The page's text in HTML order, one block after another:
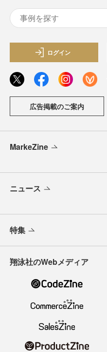
ログイン
広告掲載のご案内
MarkeZine
ニュース
特集
翔泳社のWebメディア